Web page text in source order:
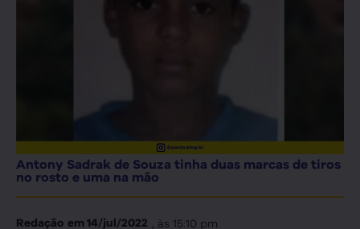
Antony Sadrak de Souza tinha duas marcas de tiros
no rosto e uma na mão
Redação em14/jul/2022 , às 15:10 pm